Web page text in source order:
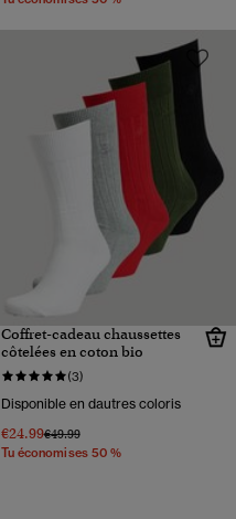
Coffret-cadeau chaussettes
côtelées en coton bio
(3)
Disponible en dautres coloris
€24.99Prix réduit de
€49.99à
Tu économises 50 %